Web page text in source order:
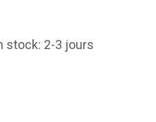
stock: 2-3 jours